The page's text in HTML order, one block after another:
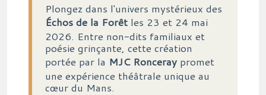
Plongez dans l'univers mystérieux des
Échos de la Forêt les 23 et 24 mai
2026. Entre non-dits familiaux et
poésie grinçante, cette création
portée par la MJC Ronceray promet
une expérience théâtrale unique au
cœur du Mans.